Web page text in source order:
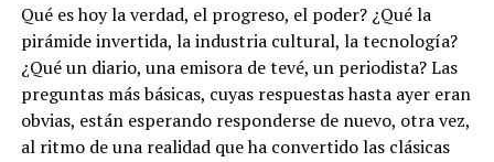
Qué es hoy la verdad, el progreso, el poder? ¿Qué la
pirámide invertida, la industria cultural, la tecnología?
¿Qué un diario, una emisora de tevé, un periodista? Las
preguntas más básicas, cuyas respuestas hasta ayer eran
obvias, están esperando responderse de nuevo, otra vez,
al ritmo de una realidad que ha convertido las clásicas